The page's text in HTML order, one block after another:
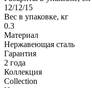
12/12/15
Вес в упаковке, кг
0.3
Материал
Нержавеющая сталь
Гарантия
2 года
Коллекция
Collection